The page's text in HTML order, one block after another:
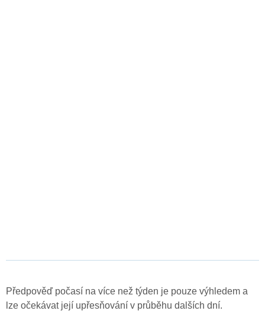
Předpověď počasí na více než týden je pouze výhledem a
lze očekávat její upřesňování v průběhu dalších dní.